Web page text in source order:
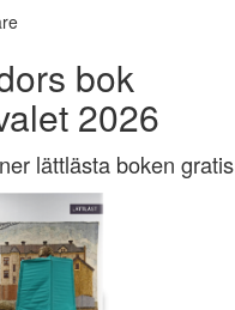
bok
2026
lättlästa boken gratis